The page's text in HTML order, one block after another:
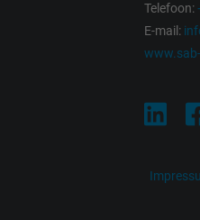
Telefoon:
E-mail: